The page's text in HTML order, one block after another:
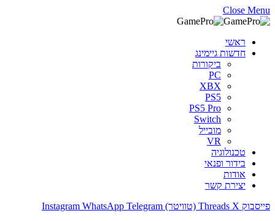
Close Menu
ראשי
חדשות גיימינג
ביקורות
PC
XBX
PS5
PS5 Pro
Switch
מובייל
VR
טכנולוגיה
בידור ופנאי
אודות
יצירת קשר
פייסבוק
Threads X (טוויטר) Instagram WhatsApp Telegram